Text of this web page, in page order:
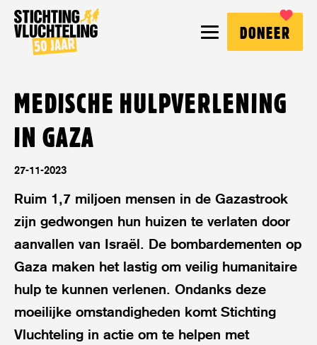
DONEER
MEDISCHE HULPVERLENING
IN GAZA
27-11-2023
Ruim 1,7 miljoen mensen in de Gazastrook
zijn gedwongen hun huizen te verlaten door
aanvallen van Israël. De bombardementen op
Gaza maken het lastig om veilig humanitaire
hulp te kunnen verlenen. Ondanks deze
moeilijke omstandigheden komt Stichting
Vluchteling in actie om te helpen met